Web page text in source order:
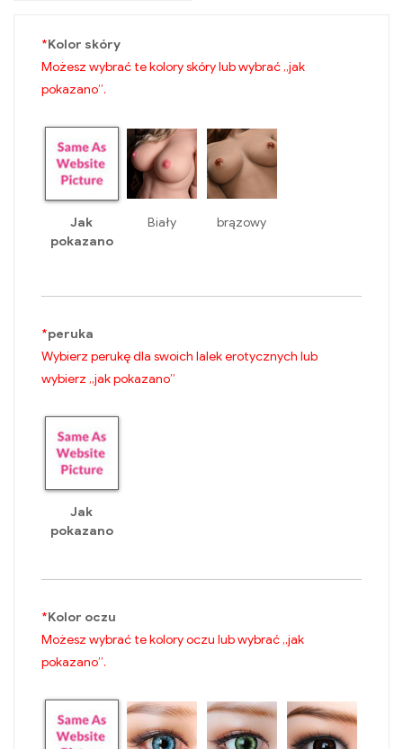
*Kolor skóry
Możesz wybrać te kolory skóry lub wybrać „jak
pokazano”.
Jak
pokazano
Biały brązowy
*peruka
Wybierz perukę dla swoich lalek erotycznych lub
wybierz „jak pokazano”
Jak
pokazano
*Kolor oczu
Możesz wybrać te kolory oczu lub wybrać „jak
pokazano”.